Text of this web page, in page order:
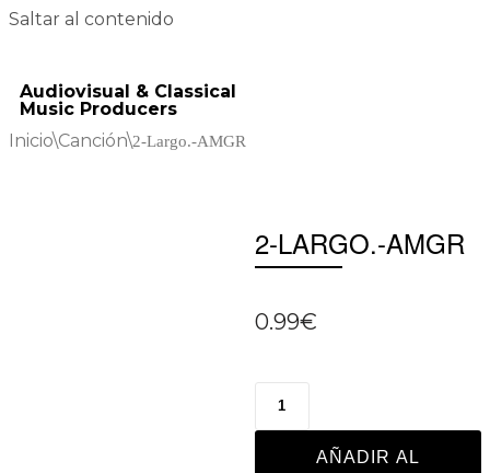
Saltar al contenido
Audiovisual & Classical
Music Producers
Inicio\Canción\2-Largo.-AMGR
2-LARGO.-AMGR
0.99€
AÑADIR AL